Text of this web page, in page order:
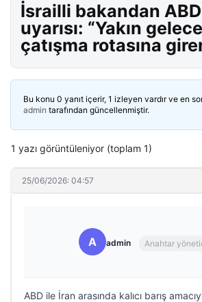
İsrailli bakandan
uyarısı: “Yakın
çatışma rotasına
Bu konu 0 yanıt içerir, 1 izleyen vardır ve en
admin tarafından güncellenmiştir.
1 yazı görüntüleniyor (toplam 1)
25/06/2026: 04:57
A admin Anahtar
ABD ile İran arasında kalıcı barış